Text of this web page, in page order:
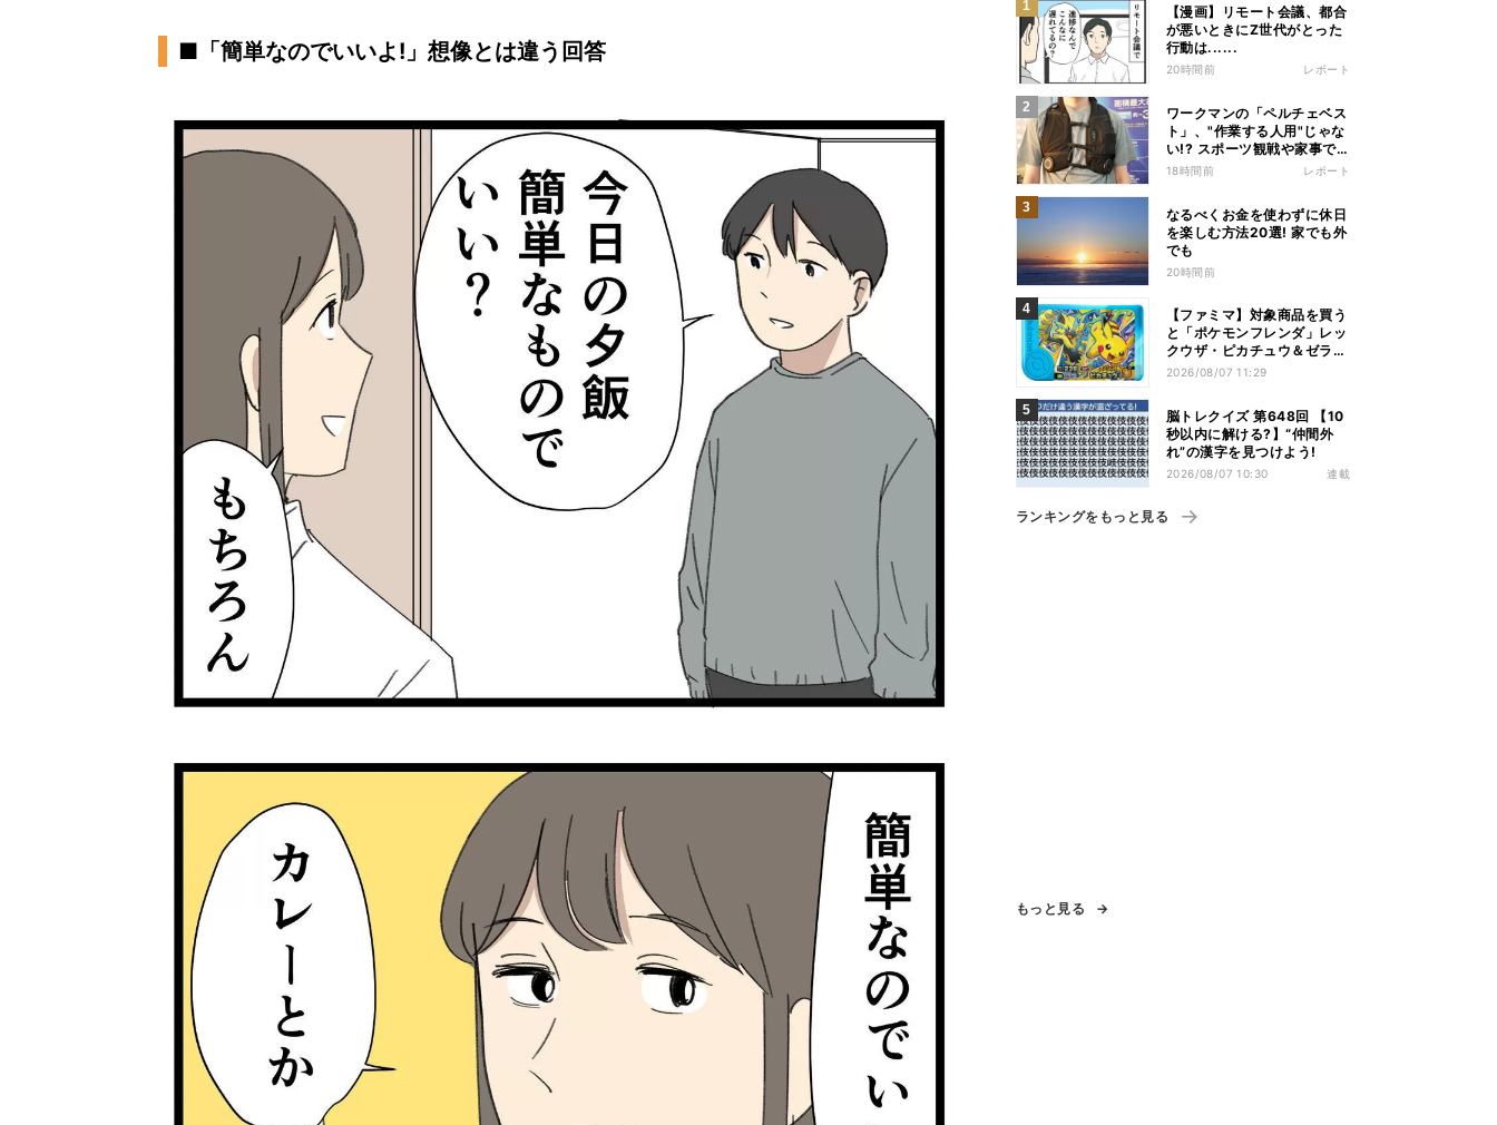
■「簡単なのでいいよ!」想像とは違う回答
【漫画】リモート会議、都合
が悪いときにZ世代がとった
行動は......
20時間前 レポート
ワークマンの「ペルチェベス
ト」、"作業する人用"じゃな
い!? スポーツ観戦や家事で
の熱中症&冷え対策に――話
18時間前 レポート
なるべくお金を使わずに休日
を楽しむ方法20選! 家でも外
でも
20時間前
【ファミマ】対象商品を買う
と「ポケモンフレンダ」レッ
クウザ・ピカチュウ＆ゼラオ
ラのスペシャルフレンダピッ
2026/08/07 11:29
脳トレクイズ 第648回 【10
秒以内に解ける?】“仲間外
れ”の漢字を見つけよう!
2026/08/07 10:30 連載
ランキングをもっと見る
もっと見る